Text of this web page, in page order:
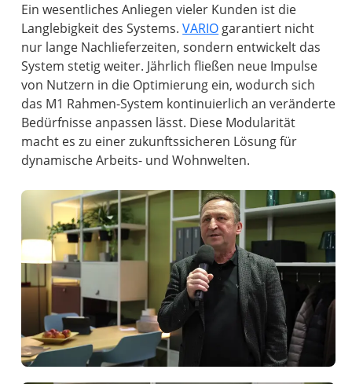
Ein wesentliches Anliegen vieler Kunden ist die
Langlebigkeit des Systems.VARIO garantiert nicht
nur lange Nachlieferzeiten, sondern entwickelt das
System stetig weiter. Jährlich fließen neue Impulse
von Nutzern in die Optimierung ein, wodurch sich
das M1 Rahmen-System kontinuierlich an veränderte
Bedürfnisse anpassen lässt. Diese Modularität
macht es zu einer zukunftssicheren Lösung für
dynamische Arbeits- und Wohnwelten.